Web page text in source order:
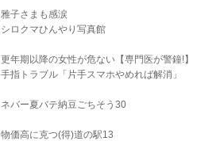
雅子さまも感涙
シロクマひんやり写真館
更年期以降の女性が危ない【専門医が警鐘!】
手指トラブル「片手スマホやめれば解消」
ネバー夏バテ納豆ごちそう30
物価高に克つ(得)道の駅13